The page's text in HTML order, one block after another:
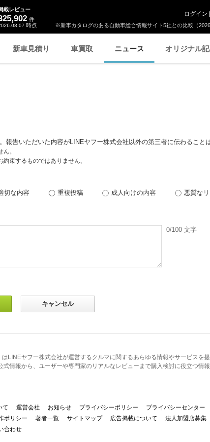
※新車カタログのある自動車総合情報サイト5社との比較（
載レビュー
件
時点
ログイン [
新車見積り 車買取 ニュース オリジナル
告いただいた内容がLINEヤフー株式会社以外の第三者に伝わること
。
束するものではありません。
切な内容 重複投稿 成人向けの内容
悪質な
0/100 文字
LINEヤフー株式会社が運営するクルマに関するあらゆる情報やサービスを提
式情報から、ユーザーや専門家のリアルなレビューまで購入検討に役立つ情報
て 運営会社 お知らせ プライバシーポリシー プライバシーセンター
ポリシー
著者一覧 サイトマップ 広告掲載について 法人加盟店募集
合わせ